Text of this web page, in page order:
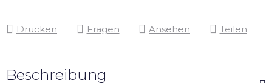
Drucken Fragen Ansehen Teilen
Beschreibung